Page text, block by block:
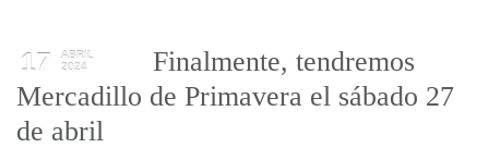
17
ABRIL
2024
Finalmente, tendremos
Mercadillo de Primavera el sábado 27
de abril